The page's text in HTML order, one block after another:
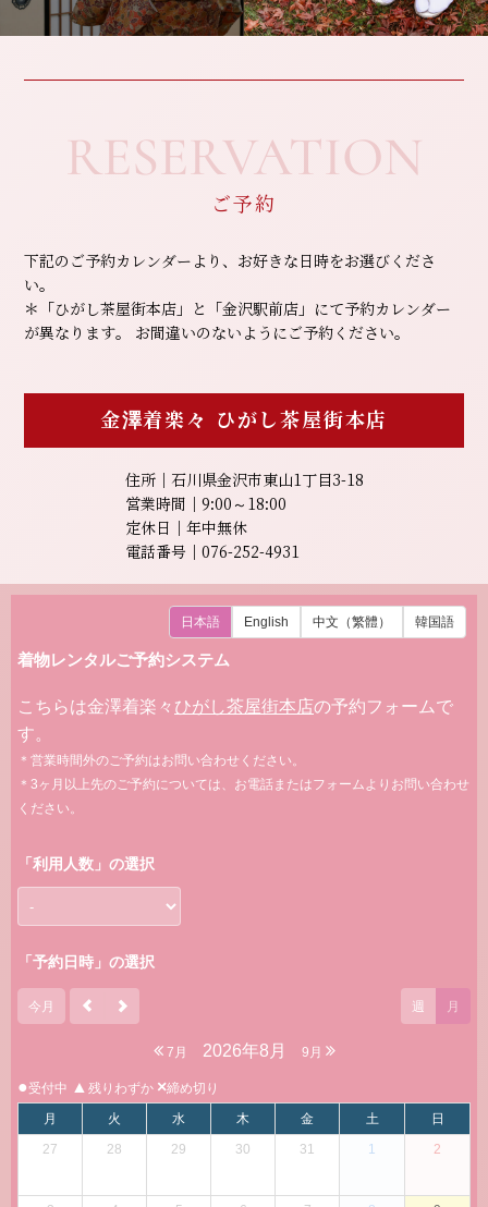
RESERVATION
ご予約
下記のご予約カレンダーより、お好きな日時をお選びくださ
い。
＊「ひがし茶屋街本店」と「金沢駅前店」にて予約カレンダー
が異なります。
お間違いのないようにご予約ください。
金澤着楽々 ひがし茶屋街本店
住所｜石川県金沢市東山1丁目3-18
営業時間｜9:00～18:00
定休日｜年中無休
電話番号｜076-252-4931